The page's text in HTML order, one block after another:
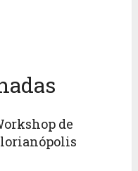
de